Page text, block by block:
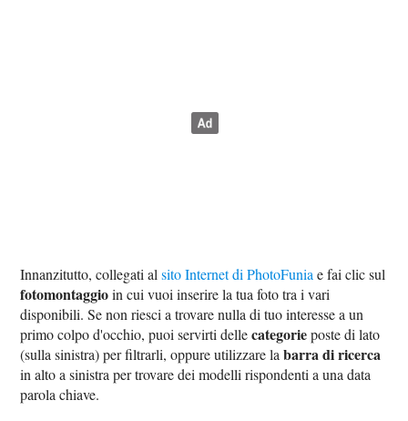
Innanzitutto, collegati alsito Internet di PhotoFunia e fai clic sul
fotomontaggioin cui vuoi inserire la tua foto tra i vari
disponibili. Se non riesci a trovare nulla di tuo interesse a un
primo colpo d'occhio, puoi servirti dellecategorieposte di lato
(sulla sinistra) per filtrarli, oppure utilizzare labarra di ricerca
in alto a sinistra per trovare dei modelli rispondenti a una data
parola chiave.